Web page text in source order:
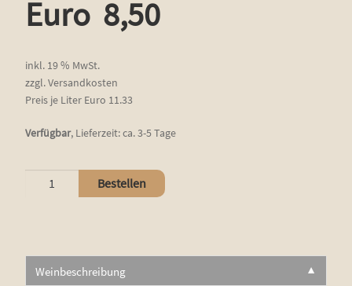
Euro 8,50
inkl. 19 % MwSt.
zzgl.Versandkosten
Preis je Liter Euro 11.33
Verfügbar, Lieferzeit:ca. 3-5 Tage
Samtrot
Bestellen
Weinbeschreibung ▼